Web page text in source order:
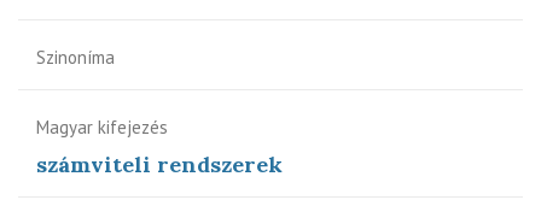
Szinoníma
Magyar kifejezés
számviteli rendszerek